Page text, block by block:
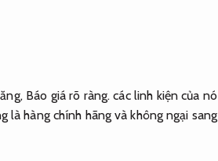
Báo giá rõ ràng. các linh kiện của nó
hàng chính hãng và không ngại sang